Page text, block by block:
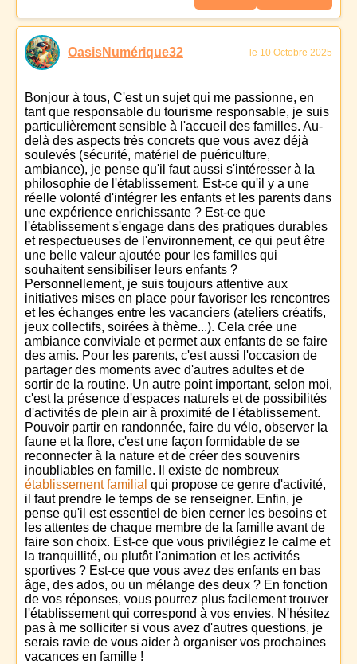
OasisNumérique32 le 10 Octobre 2025
Bonjour à tous, C'est un sujet qui me passionne, en
tant que responsable du tourisme responsable, je suis
particulièrement sensible à l'accueil des familles. Au-
delà des aspects très concrets que vous avez déjà
soulevés (sécurité, matériel de puériculture,
ambiance), je pense qu'il faut aussi s'intéresser à la
philosophie de l'établissement. Est-ce qu'il y a une
réelle volonté d'intégrer les enfants et les parents dans
une expérience enrichissante ? Est-ce que
l'établissement s'engage dans des pratiques durables
et respectueuses de l'environnement, ce qui peut être
une belle valeur ajoutée pour les familles qui
souhaitent sensibiliser leurs enfants ?
Personnellement, je suis toujours attentive aux
initiatives mises en place pour favoriser les rencontres
et les échanges entre les vacanciers (ateliers créatifs,
jeux collectifs, soirées à thème...). Cela crée une
ambiance conviviale et permet aux enfants de se faire
des amis. Pour les parents, c'est aussi l'occasion de
partager des moments avec d'autres adultes et de
sortir de la routine. Un autre point important, selon moi,
c'est la présence d'espaces naturels et de possibilités
d'activités de plein air à proximité de l'établissement.
Pouvoir partir en randonnée, faire du vélo, observer la
faune et la flore, c'est une façon formidable de se
reconnecter à la nature et de créer des souvenirs
inoubliables en famille. Il existe de nombreux
établissement familial qui propose ce genre d'activité,
il faut prendre le temps de se renseigner. Enfin, je
pense qu'il est essentiel de bien cerner les besoins et
les attentes de chaque membre de la famille avant de
faire son choix. Est-ce que vous privilégiez le calme et
la tranquillité, ou plutôt l'animation et les activités
sportives ? Est-ce que vous avez des enfants en bas
âge, des ados, ou un mélange des deux ? En fonction
de vos réponses, vous pourrez plus facilement trouver
l'établissement qui correspond à vos envies. N'hésitez
pas à me solliciter si vous avez d'autres questions, je
serais ravie de vous aider à organiser vos prochaines
vacances en famille !